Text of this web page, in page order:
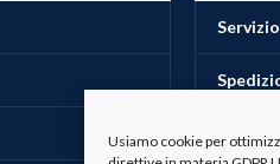
Usiamo cookie perResi e